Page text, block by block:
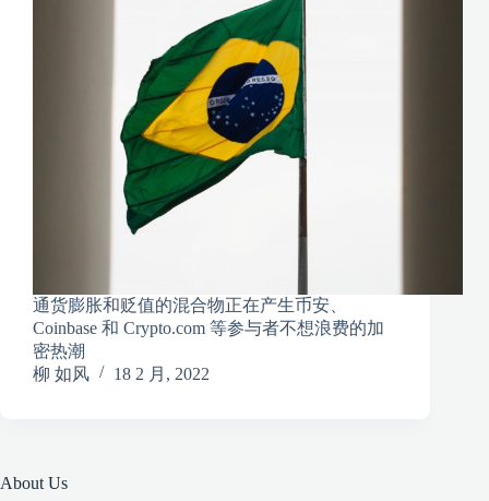
通货膨胀和贬值的混合物正在产生币安、
Coinbase 和 Crypto.com 等参与者不想浪费的加
密热潮
柳 如风
18 2 月, 2022
About Us